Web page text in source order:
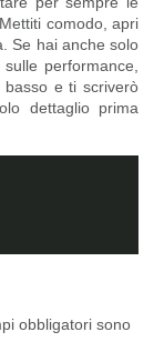
comodo, apri
Se hai anche solo
performance,
basso e ti scriverò
dettaglio prima
obbligatori sono